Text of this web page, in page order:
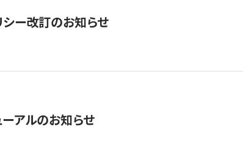
ー改訂のお知らせ
アルのお知らせ